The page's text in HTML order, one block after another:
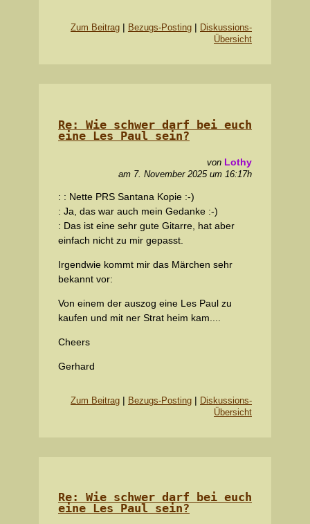
Zum Beitrag | Bezugs-Posting | Diskussions-
Übersicht
Re: Wie schwer darf bei euch
eine Les Paul sein?
von Lothy
am 7. November 2025 um 16:17h
: : Nette PRS Santana Kopie :-)
: Ja, das war auch mein Gedanke :-)
: Das ist eine sehr gute Gitarre, hat aber
einfach nicht zu mir gepasst.
Irgendwie kommt mir das Märchen sehr
bekannt vor:
Von einem der auszog eine Les Paul zu
kaufen und mit ner Strat heim kam....
Cheers
Gerhard
Zum Beitrag | Bezugs-Posting | Diskussions-
Übersicht
Re: Wie schwer darf bei euch
eine Les Paul sein?